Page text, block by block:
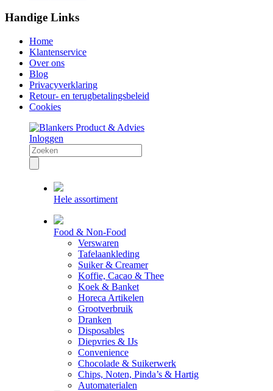
Handige Links
Home
Klantenservice
Over ons
Blog
Privacyverklaring
Retour- en terugbetalingsbeleid
Cookies
Inloggen
Hele assortiment
Food & Non-Food
Verswaren
Tafelaankleding
Suiker & Creamer
Koffie, Cacao & Thee
Koek & Banket
Horeca Artikelen
Grootverbruik
Dranken
Disposables
Diepvries & IJs
Convenience
Chocolade & Suikerwerk
Chips, Noten, Pinda’s & Hartig
Automaterialen